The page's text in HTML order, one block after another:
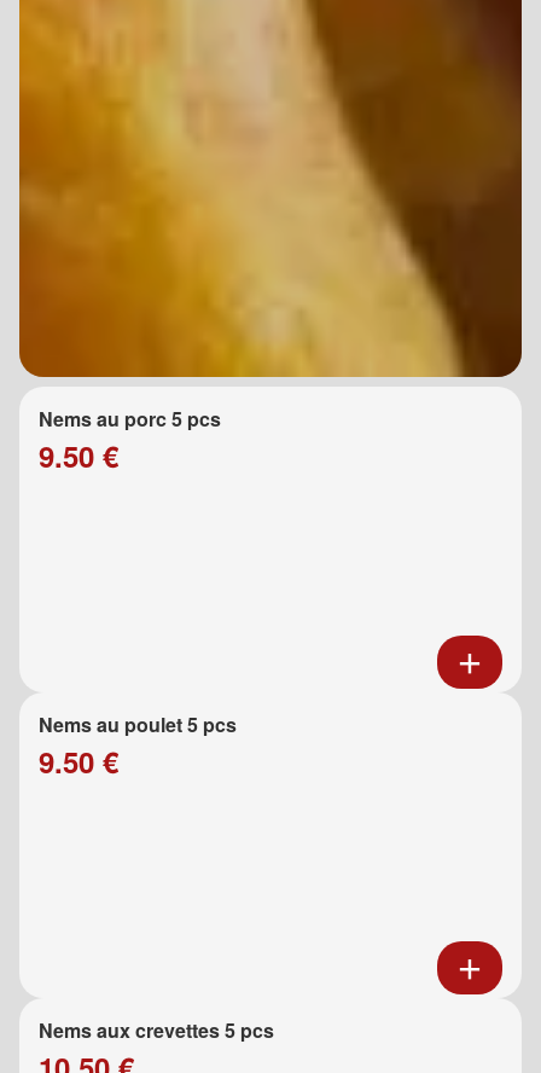
Nems au porc 5 pcs
9.50 €
Nems au poulet 5 pcs
9.50 €
Nems aux crevettes 5 pcs